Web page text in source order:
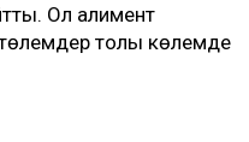
Ол алимент
толық көлемде